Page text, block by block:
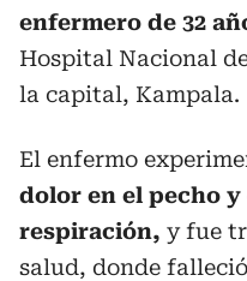
enfermero de 32
Hospital Nacional
la capital, Kampala.
El enfermo
dolor en el pecho
respiración, y fue
salud, donde